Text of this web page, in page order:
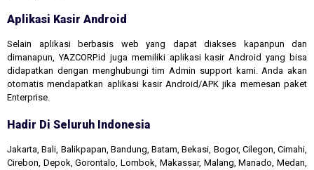
Aplikasi Kasir Android
Selain aplikasi berbasis web yang dapat diakses kapanpun dan
dimanapun, YAZCORP.id juga memiliki aplikasi kasir Android yang bisa
didapatkan dengan menghubungi tim Admin support kami. Anda akan
otomatis mendapatkan aplikasi kasir Android/APK jika memesan paket
Enterprise.
Hadir Di Seluruh Indonesia
Jakarta, Bali, Balikpapan, Bandung, Batam, Bekasi, Bogor, Cilegon, Cimahi,
Cirebon, Depok, Gorontalo, Lombok, Makassar, Malang, Manado, Medan,